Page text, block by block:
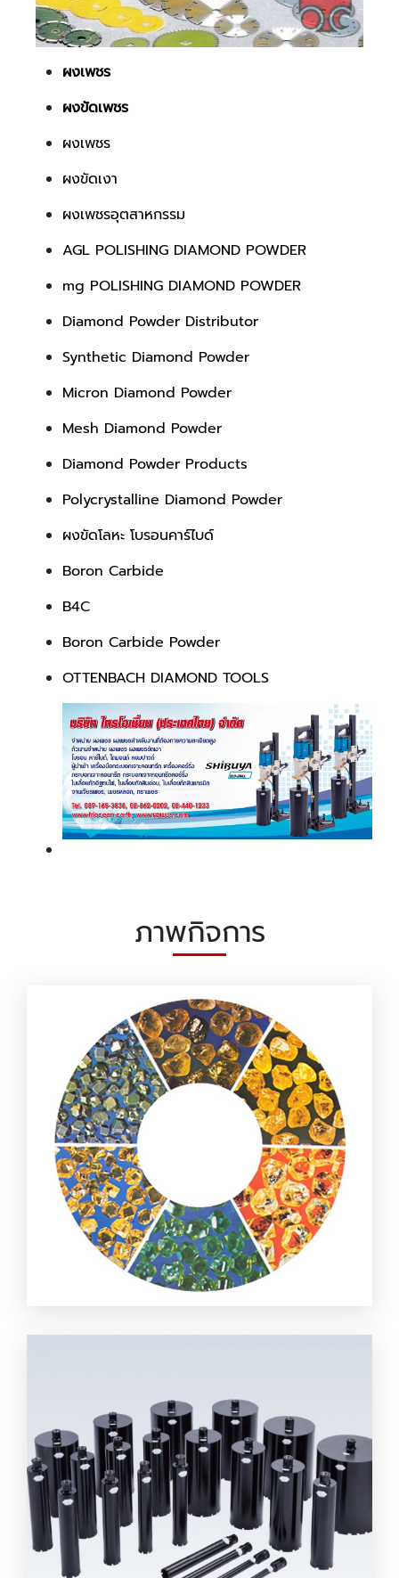
ผงเพชร
ผงขัดเพชร
ผงเพชร
ผงขัดเงา
ผงเพชรอุตสาหกรรม​
AGL POLISHING DIAMOND POWDER
mg POLISHING DIAMOND POWDER
Diamond Powder Distributor
Synthetic Diamond Powder
Micron Diamond Powder
Mesh Diamond Powder
Diamond Powder Products
Polycrystalline Diamond Powder
ผงขัดโลหะ โบรอนคาร์ไบด์
Boron Carbide
B4C
Boron Carbide Powder
OTTENBACH DIAMOND TOOLS
ภาพกิจการ